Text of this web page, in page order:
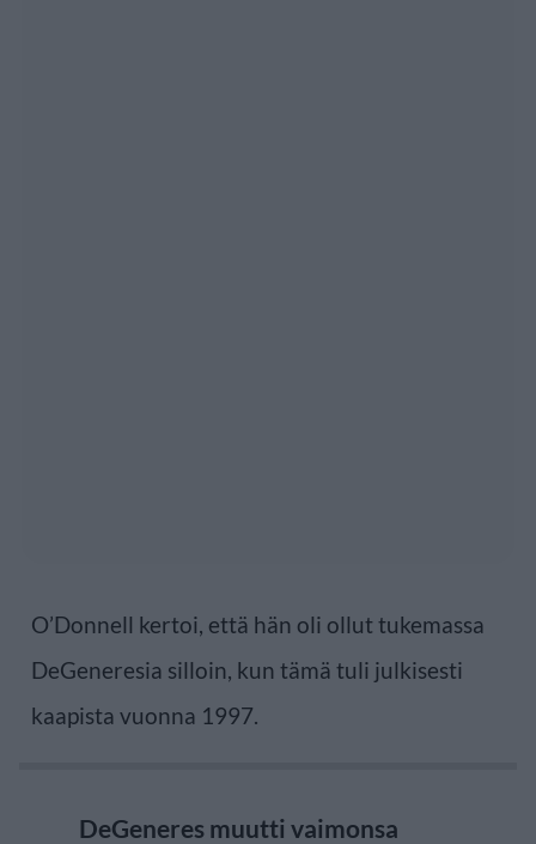
O’Donnell kertoi, että hän oli ollut tukemassa
DeGeneresia silloin, kun tämä tuli julkisesti
kaapista vuonna 1997.
DeGeneres muutti vaimonsa